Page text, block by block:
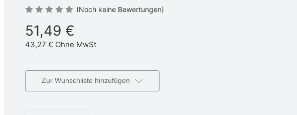
(Noch keine Bewertungen)
51,49 €
43,27 € Ohne MwSt
Zur Wunschliste hinzufügen